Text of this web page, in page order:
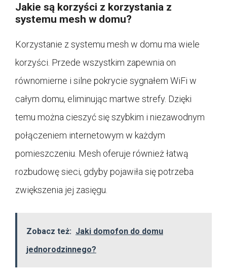
Jakie są korzyści z korzystania z
systemu mesh w domu?
Korzystanie z systemu mesh w domu ma wiele
korzyści. Przede wszystkim zapewnia on
równomierne i silne pokrycie sygnałem WiFi w
całym domu, eliminując martwe strefy. Dzięki
temu można cieszyć się szybkim i niezawodnym
połączeniem internetowym w każdym
pomieszczeniu. Mesh oferuje również łatwą
rozbudowę sieci, gdyby pojawiła się potrzeba
zwiększenia jej zasięgu.
Zobacz też: Jaki domofon do domu
jednorodzinnego?